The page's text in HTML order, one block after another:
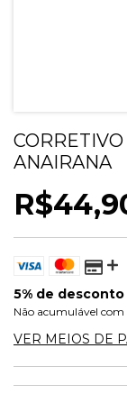
ANAIRANA
5% de desconto
Não acumulável
VER MEIOS DE